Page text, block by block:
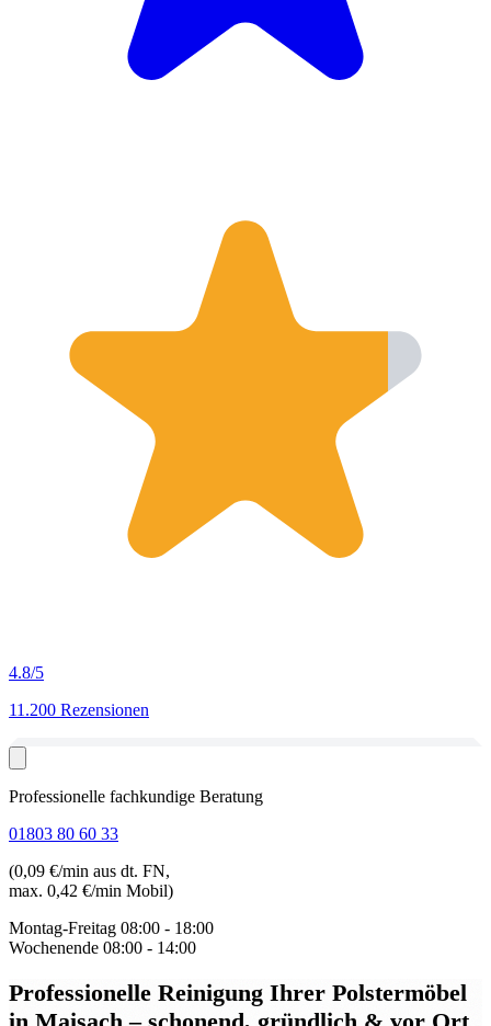
4.8/5
11.200 Rezensionen
Professionelle fachkundige Beratung
01803 80 60 33
(0,09 €/min aus dt. FN,
max. 0,42 €/min Mobil)
Montag-Freitag 08:00 - 18:00
Wochenende 08:00 - 14:00
Professionelle Reinigung Ihrer Polstermöbel